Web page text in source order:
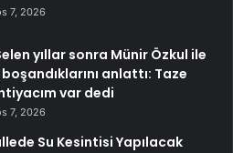
7, 2026
yıllar sonra Münir Özkul ile
anlattı: Taze
var dedi
7, 2026
Su Kesintisi Yapılacak